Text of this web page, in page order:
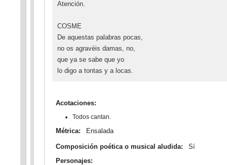
Atención.
COSME
De aquestas palabras pocas,
no os agravéis damas, no,
que ya se sabe que yo
lo digo a tontas y a locas.
Acotaciones:
Todos cantan.
Métrica: Ensalada
Composición poética o musical aludida:
Sí
Personajes: